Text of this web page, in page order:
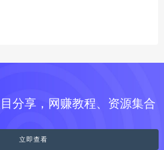
分享，网赚教程、资源集合
立即查看